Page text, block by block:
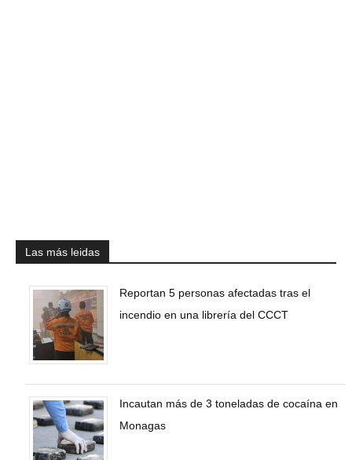
Las más leidas
Reportan 5 personas afectadas tras el
incendio en una librería del CCCT
Incautan más de 3 toneladas de cocaína en
Monagas